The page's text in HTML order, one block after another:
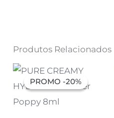
Produtos Relacionados
PROMO -20%
PROMO -20%
O
preço
original
7,07 €.
O
preço
atual
5,66 €.